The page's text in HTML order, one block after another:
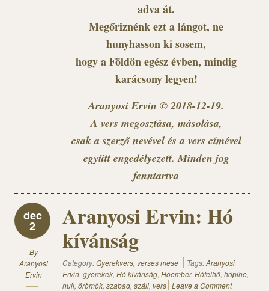
adva át.
Megőriznénk ezt a lángot, ne
hunyhasson ki sosem,
hogy a Földön egész évben, mindig
karácsony legyen!
Aranyosi Ervin © 2018-12-19.
A vers megosztása, másolása,
csak a szerző nevével és a vers címével
együtt engedélyezett. Minden jog
fenntartva
dec
2
By
Aranyosi
Ervin
Aranyosi Ervin: Hó
kívánság
Category:Gyerekvers, verses mese Tags:Aranyosi
Ervin, gyerekek, Hó kívánság, Hóember, Hófelhő, hópihe,
hull, örömök, szabad, száll, vers Leave a Comment